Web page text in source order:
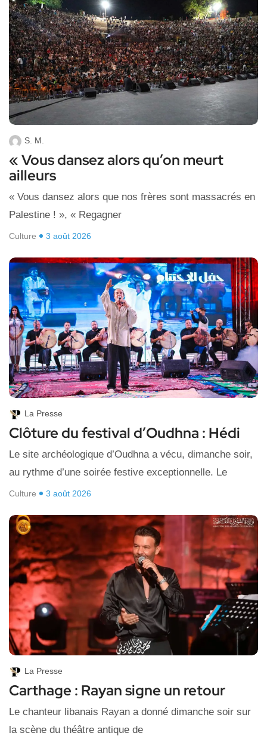
S. M.
« Vous dansez alors qu’on meurt
ailleurs
« Vous dansez alors que nos frères sont massacrés en
Palestine ! », « Regagner
Culture 3 août 2026
La Presse
Clôture du festival d’Oudhna : Hédi
Le site archéologique d’Oudhna a vécu, dimanche soir,
au rythme d’une soirée festive exceptionnelle. Le
Culture 3 août 2026
La Presse
Carthage : Rayan signe un retour
Le chanteur libanais Rayan a donné dimanche soir sur
la scène du théâtre antique de